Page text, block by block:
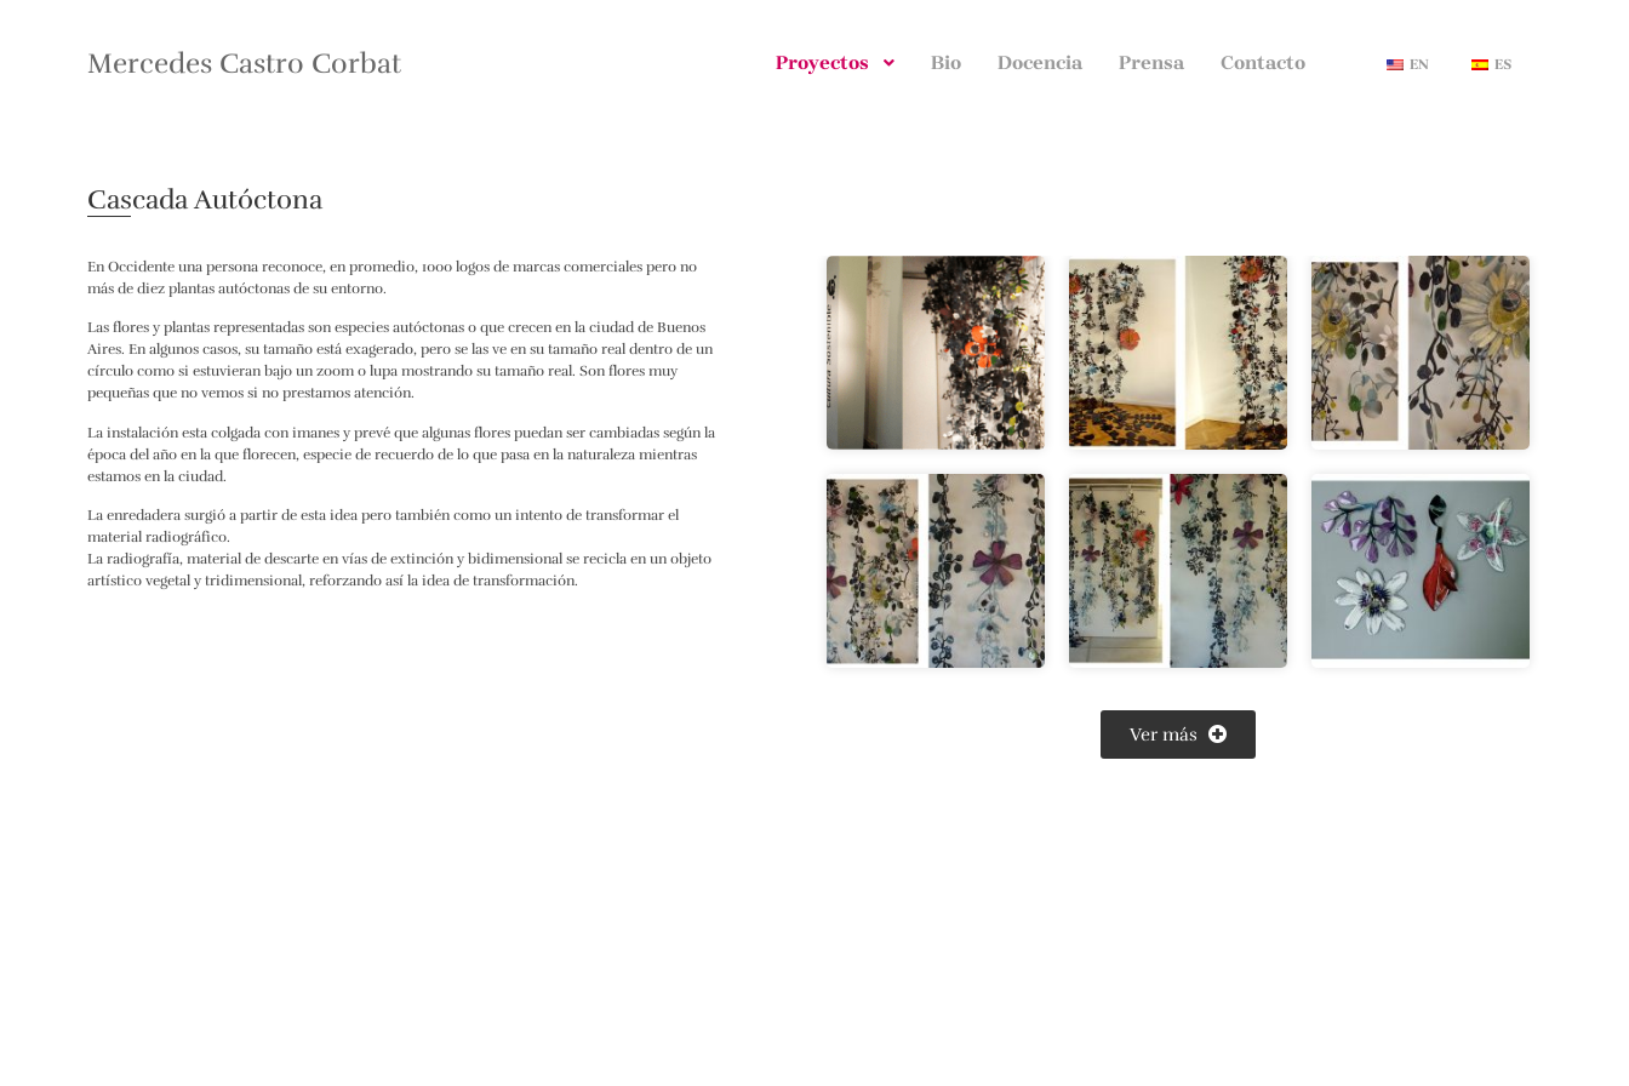
Mercedes Castro Corbat Proyectos Bio Docencia Prensa Contacto EN ES
Cascada Autóctona
En Occidente una persona reconoce, en promedio, 1000 logos de marcas comerciales pero no
más de diez plantas autóctonas de su entorno.
Las flores y plantas representadas son especies autóctonas o que crecen en la ciudad de Buenos
Aires. En algunos casos, su tamaño está exagerado, pero se las ve en su tamaño real dentro de un
círculo como si estuvieran bajo un zoom o lupa mostrando su tamaño real. Son flores muy
pequeñas que no vemos si no prestamos atención.
La instalación esta colgada con imanes y prevé que algunas flores puedan ser cambiadas según la
época del año en la que florecen, especie de recuerdo de lo que pasa en la naturaleza mientras
estamos en la ciudad.
La enredadera surgió a partir de esta idea pero también como un intento de transformar el
material radiográfico.
La radiografía, material de descarte en vías de extinción y bidimensional se recicla en un objeto
artístico vegetal y tridimensional, reforzando así la idea de transformación.
Ver más